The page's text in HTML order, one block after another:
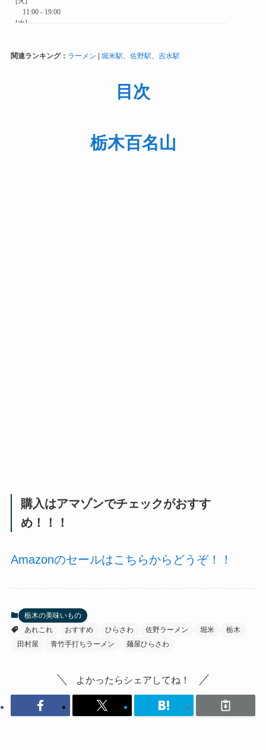
関連ランキング： ラーメン | 堀米駅 佐野駅 吉水駅
目次
栃木百名山
購入はアマゾンでチェックがおすす
め！！！
Amazonのセールはこちらからどうぞ！！
栃木の美味いもの
あれこれ
おすすめ ひらさわ 佐野ラーメン 堀米
栃木
田村屋
青竹手打ちラーメン 麺屋ひらさわ
よかったらシェアしてね！